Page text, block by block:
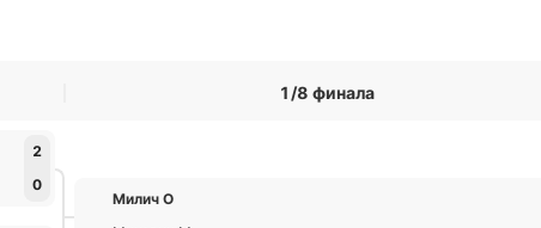
2
0
1/8 финала
Милич О